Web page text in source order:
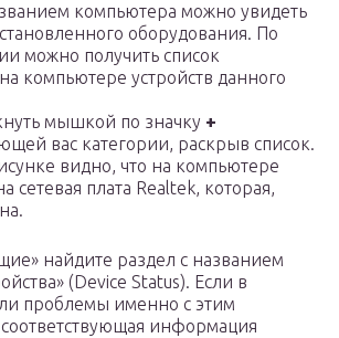
компьютера можно увидеть
оборудования. По
можно получить список
компьютере устройств данного
мышкой по значку +
вас категории, раскрыв список.
видно, что на компьютере
сетевая плата Realtek, которая,
найдите раздел с названием
(Device Status). Если в
проблемы именно с этим
соответствующая информация